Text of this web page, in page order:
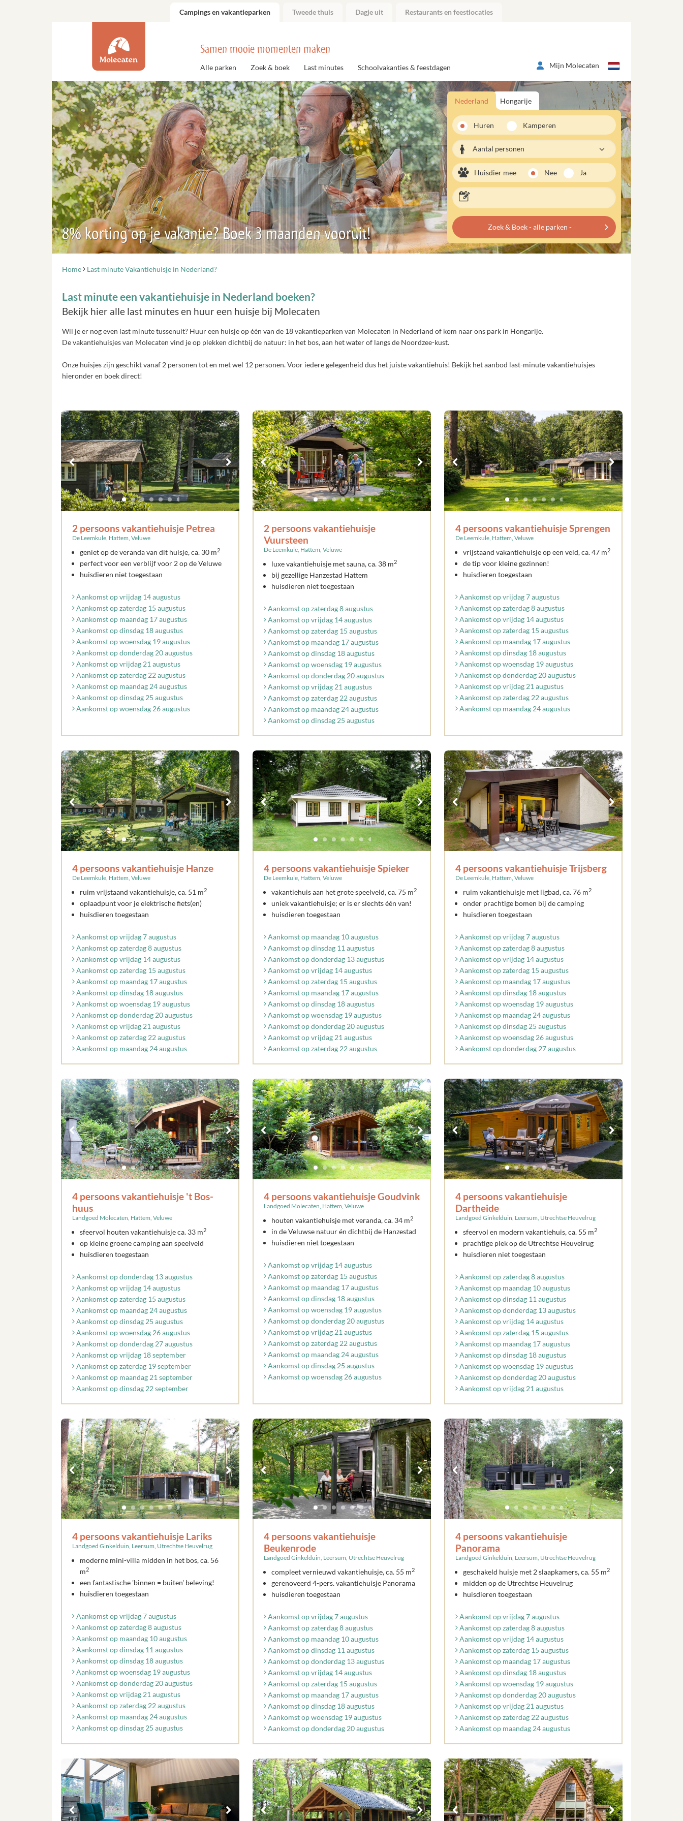
Campings en vakantieparken Tweede thuis Dagje uit Restaurants en feestlocaties
Samen mooie momenten maken
Alle parken Zoek & boek Last minutes Schoolvakanties & feestdagen Mijn Molecaten
8% korting op je vakantie? Boek 3 maanden vooruit!
Nederland Hongarije
Huren Kamperen
Aantal personen
Huisdier mee Nee Ja
Zoek & Boek - alle parken -
Home Last minute Vakantiehuisje in Nederland?
Last minute een vakantiehuisje in Nederland boeken?
Bekijk hier alle last minutes en huur een huisje bij Molecaten
Wil je er nog even last minute tussenuit? Huur een huisje op één van de 18 vakantieparken van Molecaten in Nederland of kom naar ons park in Hongarije.
De vakantiehuisjes van Molecaten vind je op plekken dichtbij de natuur: in het bos, aan het water of langs de Noordzee-kust.
Onze huisjes zijn geschikt vanaf 2 personen tot en met wel 12 personen. Voor iedere gelegenheid dus het juiste vakantiehuis! Bekijk het aanbod last-minute vakantiehuisjes
hieronder en boek direct!
2 persoons vakantiehuisje Petrea
De Leemkule, Hattem, Veluwe
geniet op de veranda van dit huisje, ca. 30 m2
perfect voor een verblijf voor 2 op de Veluwe
huisdieren niet toegestaan
Aankomst op vrijdag 14 augustus
Aankomst op zaterdag 15 augustus
Aankomst op maandag 17 augustus
Aankomst op dinsdag 18 augustus
Aankomst op woensdag 19 augustus
Aankomst op donderdag 20 augustus
Aankomst op vrijdag 21 augustus
Aankomst op zaterdag 22 augustus
Aankomst op maandag 24 augustus
Aankomst op dinsdag 25 augustus
Aankomst op woensdag 26 augustus
2 persoons vakantiehuisje
Vuursteen
De Leemkule, Hattem, Veluwe
luxe vakantiehuisje met sauna, ca. 38 m2
bij gezellige Hanzestad Hattem
huisdieren niet toegestaan
Aankomst op zaterdag 8 augustus
Aankomst op vrijdag 14 augustus
Aankomst op zaterdag 15 augustus
Aankomst op maandag 17 augustus
Aankomst op dinsdag 18 augustus
Aankomst op woensdag 19 augustus
Aankomst op donderdag 20 augustus
Aankomst op vrijdag 21 augustus
Aankomst op zaterdag 22 augustus
Aankomst op maandag 24 augustus
Aankomst op dinsdag 25 augustus
4 persoons vakantiehuisje Sprengen
De Leemkule, Hattem, Veluwe
vrijstaand vakantiehuisje op een veld, ca. 47 m2
de tip voor kleine gezinnen!
huisdieren toegestaan
Aankomst op vrijdag 7 augustus
Aankomst op zaterdag 8 augustus
Aankomst op vrijdag 14 augustus
Aankomst op zaterdag 15 augustus
Aankomst op maandag 17 augustus
Aankomst op dinsdag 18 augustus
Aankomst op woensdag 19 augustus
Aankomst op donderdag 20 augustus
Aankomst op vrijdag 21 augustus
Aankomst op zaterdag 22 augustus
Aankomst op maandag 24 augustus
4 persoons vakantiehuisje Hanze
De Leemkule, Hattem, Veluwe
ruim vrijstaand vakantiehuisje, ca. 51 m2
oplaadpunt voor je elektrische fiets(en)
huisdieren toegestaan
Aankomst op vrijdag 7 augustus
Aankomst op zaterdag 8 augustus
Aankomst op vrijdag 14 augustus
Aankomst op zaterdag 15 augustus
Aankomst op maandag 17 augustus
Aankomst op dinsdag 18 augustus
Aankomst op woensdag 19 augustus
Aankomst op donderdag 20 augustus
Aankomst op vrijdag 21 augustus
Aankomst op zaterdag 22 augustus
Aankomst op maandag 24 augustus
4 persoons vakantiehuisje Spieker
De Leemkule, Hattem, Veluwe
vakantiehuis aan het grote speelveld, ca. 75 m2
uniek vakantiehuisje; er is er slechts één van!
huisdieren toegestaan
Aankomst op maandag 10 augustus
Aankomst op dinsdag 11 augustus
Aankomst op donderdag 13 augustus
Aankomst op vrijdag 14 augustus
Aankomst op zaterdag 15 augustus
Aankomst op maandag 17 augustus
Aankomst op dinsdag 18 augustus
Aankomst op woensdag 19 augustus
Aankomst op donderdag 20 augustus
Aankomst op vrijdag 21 augustus
Aankomst op zaterdag 22 augustus
4 persoons vakantiehuisje Trijsberg
De Leemkule, Hattem, Veluwe
ruim vakantiehuisje met ligbad, ca. 76 m2
onder prachtige bomen bij de camping
huisdieren toegestaan
Aankomst op vrijdag 7 augustus
Aankomst op zaterdag 8 augustus
Aankomst op vrijdag 14 augustus
Aankomst op zaterdag 15 augustus
Aankomst op maandag 17 augustus
Aankomst op dinsdag 18 augustus
Aankomst op woensdag 19 augustus
Aankomst op maandag 24 augustus
Aankomst op dinsdag 25 augustus
Aankomst op woensdag 26 augustus
Aankomst op donderdag 27 augustus
4 persoons vakantiehuisje 't Bos-
huus
Landgoed Molecaten, Hattem, Veluwe
sfeervol houten vakantiehuisje ca. 33 m2
op kleine groene camping aan speelveld
huisdieren toegestaan
Aankomst op donderdag 13 augustus
Aankomst op vrijdag 14 augustus
Aankomst op zaterdag 15 augustus
Aankomst op maandag 24 augustus
Aankomst op dinsdag 25 augustus
Aankomst op woensdag 26 augustus
Aankomst op donderdag 27 augustus
Aankomst op vrijdag 18 september
Aankomst op zaterdag 19 september
Aankomst op maandag 21 september
Aankomst op dinsdag 22 september
4 persoons vakantiehuisje Goudvink
Landgoed Molecaten, Hattem, Veluwe
houten vakantiehuisje met veranda, ca. 34 m2
in de Veluwse natuur én dichtbij de Hanzestad
huisdieren niet toegestaan
Aankomst op vrijdag 14 augustus
Aankomst op zaterdag 15 augustus
Aankomst op maandag 17 augustus
Aankomst op dinsdag 18 augustus
Aankomst op woensdag 19 augustus
Aankomst op donderdag 20 augustus
Aankomst op vrijdag 21 augustus
Aankomst op zaterdag 22 augustus
Aankomst op maandag 24 augustus
Aankomst op dinsdag 25 augustus
Aankomst op woensdag 26 augustus
4 persoons vakantiehuisje
Dartheide
Landgoed Ginkelduin, Leersum, Utrechtse Heuvelrug
sfeervol en modern vakantiehuis, ca. 55 m2
prachtige plek op de Utrechtse Heuvelrug
huisdieren niet toegestaan
Aankomst op zaterdag 8 augustus
Aankomst op maandag 10 augustus
Aankomst op dinsdag 11 augustus
Aankomst op donderdag 13 augustus
Aankomst op vrijdag 14 augustus
Aankomst op zaterdag 15 augustus
Aankomst op maandag 17 augustus
Aankomst op dinsdag 18 augustus
Aankomst op woensdag 19 augustus
Aankomst op donderdag 20 augustus
Aankomst op vrijdag 21 augustus
4 persoons vakantiehuisje Lariks
Landgoed Ginkelduin, Leersum, Utrechtse Heuvelrug
moderne mini-villa midden in het bos, ca. 56
m2
een fantastische 'binnen = buiten' beleving!
huisdieren toegestaan
Aankomst op vrijdag 7 augustus
Aankomst op zaterdag 8 augustus
Aankomst op maandag 10 augustus
Aankomst op dinsdag 11 augustus
Aankomst op dinsdag 18 augustus
Aankomst op woensdag 19 augustus
Aankomst op donderdag 20 augustus
Aankomst op vrijdag 21 augustus
Aankomst op zaterdag 22 augustus
Aankomst op maandag 24 augustus
Aankomst op dinsdag 25 augustus
4 persoons vakantiehuisje
Beukenrode
Landgoed Ginkelduin, Leersum, Utrechtse Heuvelrug
compleet vernieuwd vakantiehuisje, ca. 55 m2
gerenoveerd 4-pers. vakantiehuisje Panorama
huisdieren toegestaan
Aankomst op vrijdag 7 augustus
Aankomst op zaterdag 8 augustus
Aankomst op maandag 10 augustus
Aankomst op dinsdag 11 augustus
Aankomst op donderdag 13 augustus
Aankomst op vrijdag 14 augustus
Aankomst op zaterdag 15 augustus
Aankomst op maandag 17 augustus
Aankomst op dinsdag 18 augustus
Aankomst op woensdag 19 augustus
Aankomst op donderdag 20 augustus
4 persoons vakantiehuisje
Panorama
Landgoed Ginkelduin, Leersum, Utrechtse Heuvelrug
geschakeld huisje met 2 slaapkamers, ca. 55 m2
midden op de Utrechtse Heuvelrug
huisdieren toegestaan
Aankomst op vrijdag 7 augustus
Aankomst op zaterdag 8 augustus
Aankomst op vrijdag 14 augustus
Aankomst op zaterdag 15 augustus
Aankomst op maandag 17 augustus
Aankomst op dinsdag 18 augustus
Aankomst op woensdag 19 augustus
Aankomst op donderdag 20 augustus
Aankomst op vrijdag 21 augustus
Aankomst op zaterdag 22 augustus
Aankomst op maandag 24 augustus